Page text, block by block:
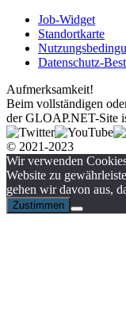
Job-Widget
Standortkarte
Datenschutz-
Aufmerksamkeit!
Beim vollständigen
der GLOAP.NET-Site
© 2021-2023
Wir verwenden
Website zu
gehen wir davon aus,
Zustimmen